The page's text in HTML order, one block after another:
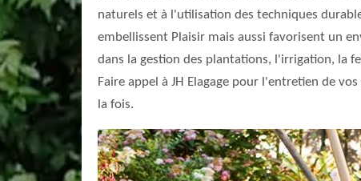
naturels et à l'utilisation des techniques
embellissent Plaisir mais aussi favorisent un
dans la gestion des plantations, l'irrigation, la
Faire appel à JH Elagage pour l'entretien de
la fois.